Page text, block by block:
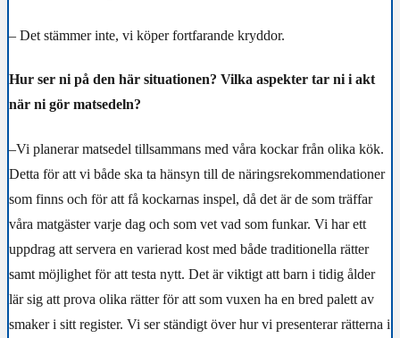
– Det stämmer inte, vi köper fortfarande kryddor.
Hur ser ni på den här situationen? Vilka aspekter tar ni i akt
när ni gör matsedeln?
–Vi planerar matsedel tillsammans med våra kockar från olika kök.
Detta för att vi både ska ta hänsyn till de näringsrekommendationer
som finns och för att få kockarnas inspel, då det är de som träffar
våra matgäster varje dag och som vet vad som funkar. Vi har ett
uppdrag att servera en varierad kost med både traditionella rätter
samt möjlighet för att testa nytt. Det är viktigt att barn i tidig ålder
lär sig att prova olika rätter för att som vuxen ha en bred palett av
smaker i sitt register. Vi ser ständigt över hur vi presenterar rätterna i